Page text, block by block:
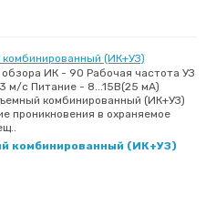
ИК - 90 Рабочая частота УЗ
м/с Питание - 8...15В(25 мА)
комбинированный (ИК+УЗ)
проникновения в охраняемое
комбинированный (ИК+УЗ)